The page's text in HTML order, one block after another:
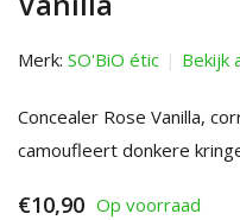
Merk: SO'BiO étic Bekijk
Concealer Rose Vanilla,
camoufleert donkere
€10,90 Op voorraad